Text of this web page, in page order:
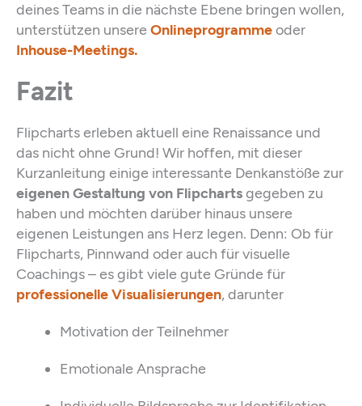
deines Teams in die nächste Ebene bringen wollen,
unterstützen unsere Onlineprogrammeoder
Inhouse-Meetings.
Fazit
Flipcharts erleben aktuell eine Renaissance und
das nicht ohne Grund! Wir hoffen, mit dieser
Kurzanleitung einige interessante Denkanstöße zur
eigenen Gestaltung von Flipchartsgegeben zu
haben und möchten darüber hinaus unsere
eigenen Leistungen ans Herz legen. Denn: Ob für
Flipcharts, Pinnwand oder auch für visuelle
Coachings – es gibt viele gute Gründe für
professionelle Visualisierungen, darunter
Motivation der Teilnehmer
Emotionale Ansprache